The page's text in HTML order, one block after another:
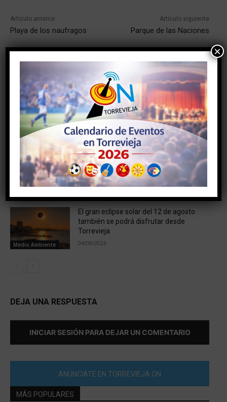
Artículo anterior
Playa de los naufragos
Artículo siguiente
Parque de las Naciones
Cultura
Cultura Torrevieja presenta una
programación con 90 eventos para
cerrar 2026 superando los 120.000
espectadores
05/08/2026
Noticias
El PSOE de Torrevieja exige la dimisión o
el cese de la concejala de Residentes
Internacionales por utilizar su cargo para
enfrentar a las...
Medio Ambiente
El gran eclipse solar del 12 de agosto
también se podrá disfrutar desde
Torrevieja
04/08/2026
DEJA UNA RESPUESTA
INICIAR SESIÓN PARA DEJAR UN COMENTARIO
ANÚNCIATE EN TORREVIEJA ON
MÁS POPULARES
×